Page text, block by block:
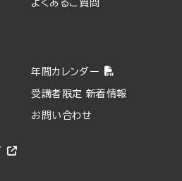
よくあるご質問
年間カレンダー
受講者限定 新着情報
お問い合わせ